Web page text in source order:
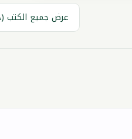
عرض جميع الكتب (٤٨)